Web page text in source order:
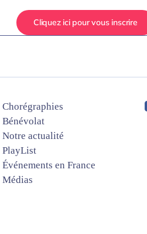
Cliquez ici pour vous inscrire
Chorégraphies
Bénévolat
Notre actualité
PlayList
Événements en France
Médias